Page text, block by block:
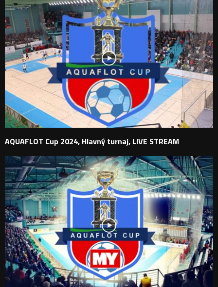
AQUAFLOT Cup 2024, Hlavný turnaj, LIVE STREAM